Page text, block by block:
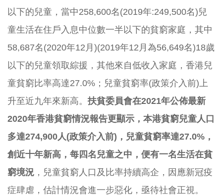
以下的兒童，當中258,600名(2019年:249,500名)兒
童生活在住戶入息中位數一半以下的貧窮家庭，其中
58,687名(2020年12月)(2019年12月為56,649名)18歲
以下的兒童領取綜援，其他來自低收入家庭，香港兒
童貧窮比率高達27.0%；兒童貧窮率(政策介入前)上
升至近九年來新高。 扶貧委員會在2021年公佈最新
2020年香港貧窮情況報告更顯示 ，本港貧窮兒童人口
多達274,900人(政策介入前) ，兒童貧窮率達27.0% ，
創近十年新高，每四名兒童之中，便有一名生活在貧
窮境況 ，兒童貧窮人口及比率持續高企，因應新冠疫
症肆虐，估計情況會進一步惡化，亟待社會正視。